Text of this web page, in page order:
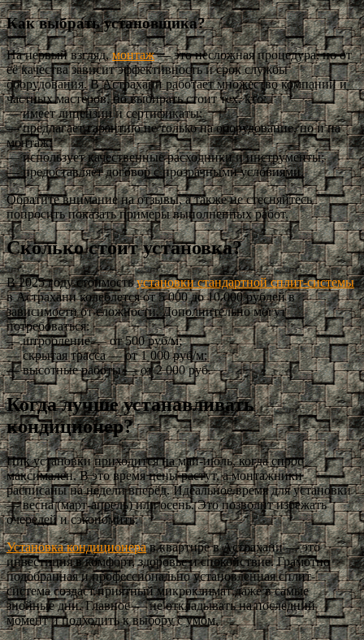
Как выбрать установщика?
На первый взгляд,монтаж— это несложная процедура, но от
её качества зависит эффективность и срок службы
оборудования. В Астрахани работает множество компаний и
частных мастеров, но выбирать стоит тех, кто:
— имеет лицензии и сертификаты;
— предлагает гарантию не только на оборудование, но и на
монтаж;
— использует качественные расходники и инструменты;
— предоставляет договор с прозрачными условиями.
Обратите внимание на отзывы, а также не стесняйтесь
попросить показать примеры выполненных работ.
Сколько стоит установка?
В 2025 году стоимостьустановки стандартной сплит-системы
в Астрахани колеблется от 5 000 до 10 000 рублей в
зависимости от сложности. Дополнительно могут
потребоваться:
— штробление — от 500 руб/м;
— скрытая трасса — от 1 000 руб/м;
— высотные работы — от 2 000 руб.
Когда лучше устанавливать
кондиционер?
Пик установки приходится на май-июль, когда спрос
максимален. В это время цены растут, а монтажники
расписаны на недели вперёд. Идеальное время для установки
— весна (март-апрель) или осень. Это позволит избежать
очередей и сэкономить.
Установка кондиционерав квартире в Астрахани — это
инвестиция в комфорт, здоровье и спокойствие. Грамотно
подобранная и профессионально установленная сплит-
система создаст приятный микроклимат даже в самые
знойные дни. Главное — не откладывать на последний
момент и подходить к выбору с умом.